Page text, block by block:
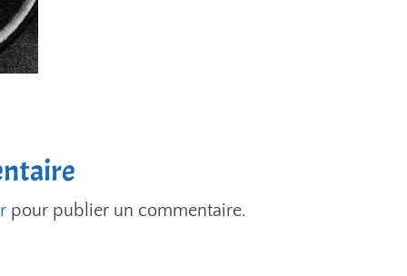
pour publier un commentaire.